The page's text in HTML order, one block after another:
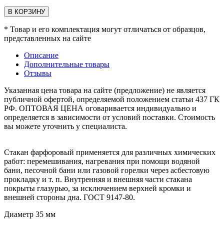
В КОРЗИНУ
* Товар и его комплектация могут отличаться от образцов,
представленных на сайте
Описание
Дополнительные товары
Отзывы
Указанная цена товара на сайте (предложение) не является
публичной офертой, определяемой положением статьи 437 ГК
РФ. ОПТОВАЯ ЦЕНА оговаривается индивидуально и
определяется в зависимости от условий поставки. Стоимость
вы можете уточнить у специалиста.
Стакан фарфоровый применяется для различных химических
работ: перемешивания, нагревания при помощи водяной
бани, песочной бани или газовой горелки через асбестовую
прокладку и т. п. Внутренняя и внешняя части стакана
покрыты глазурью, за исключением верхней кромки и
внешней стороны дна. ГОСТ 9147-80.
Диаметр 35 мм